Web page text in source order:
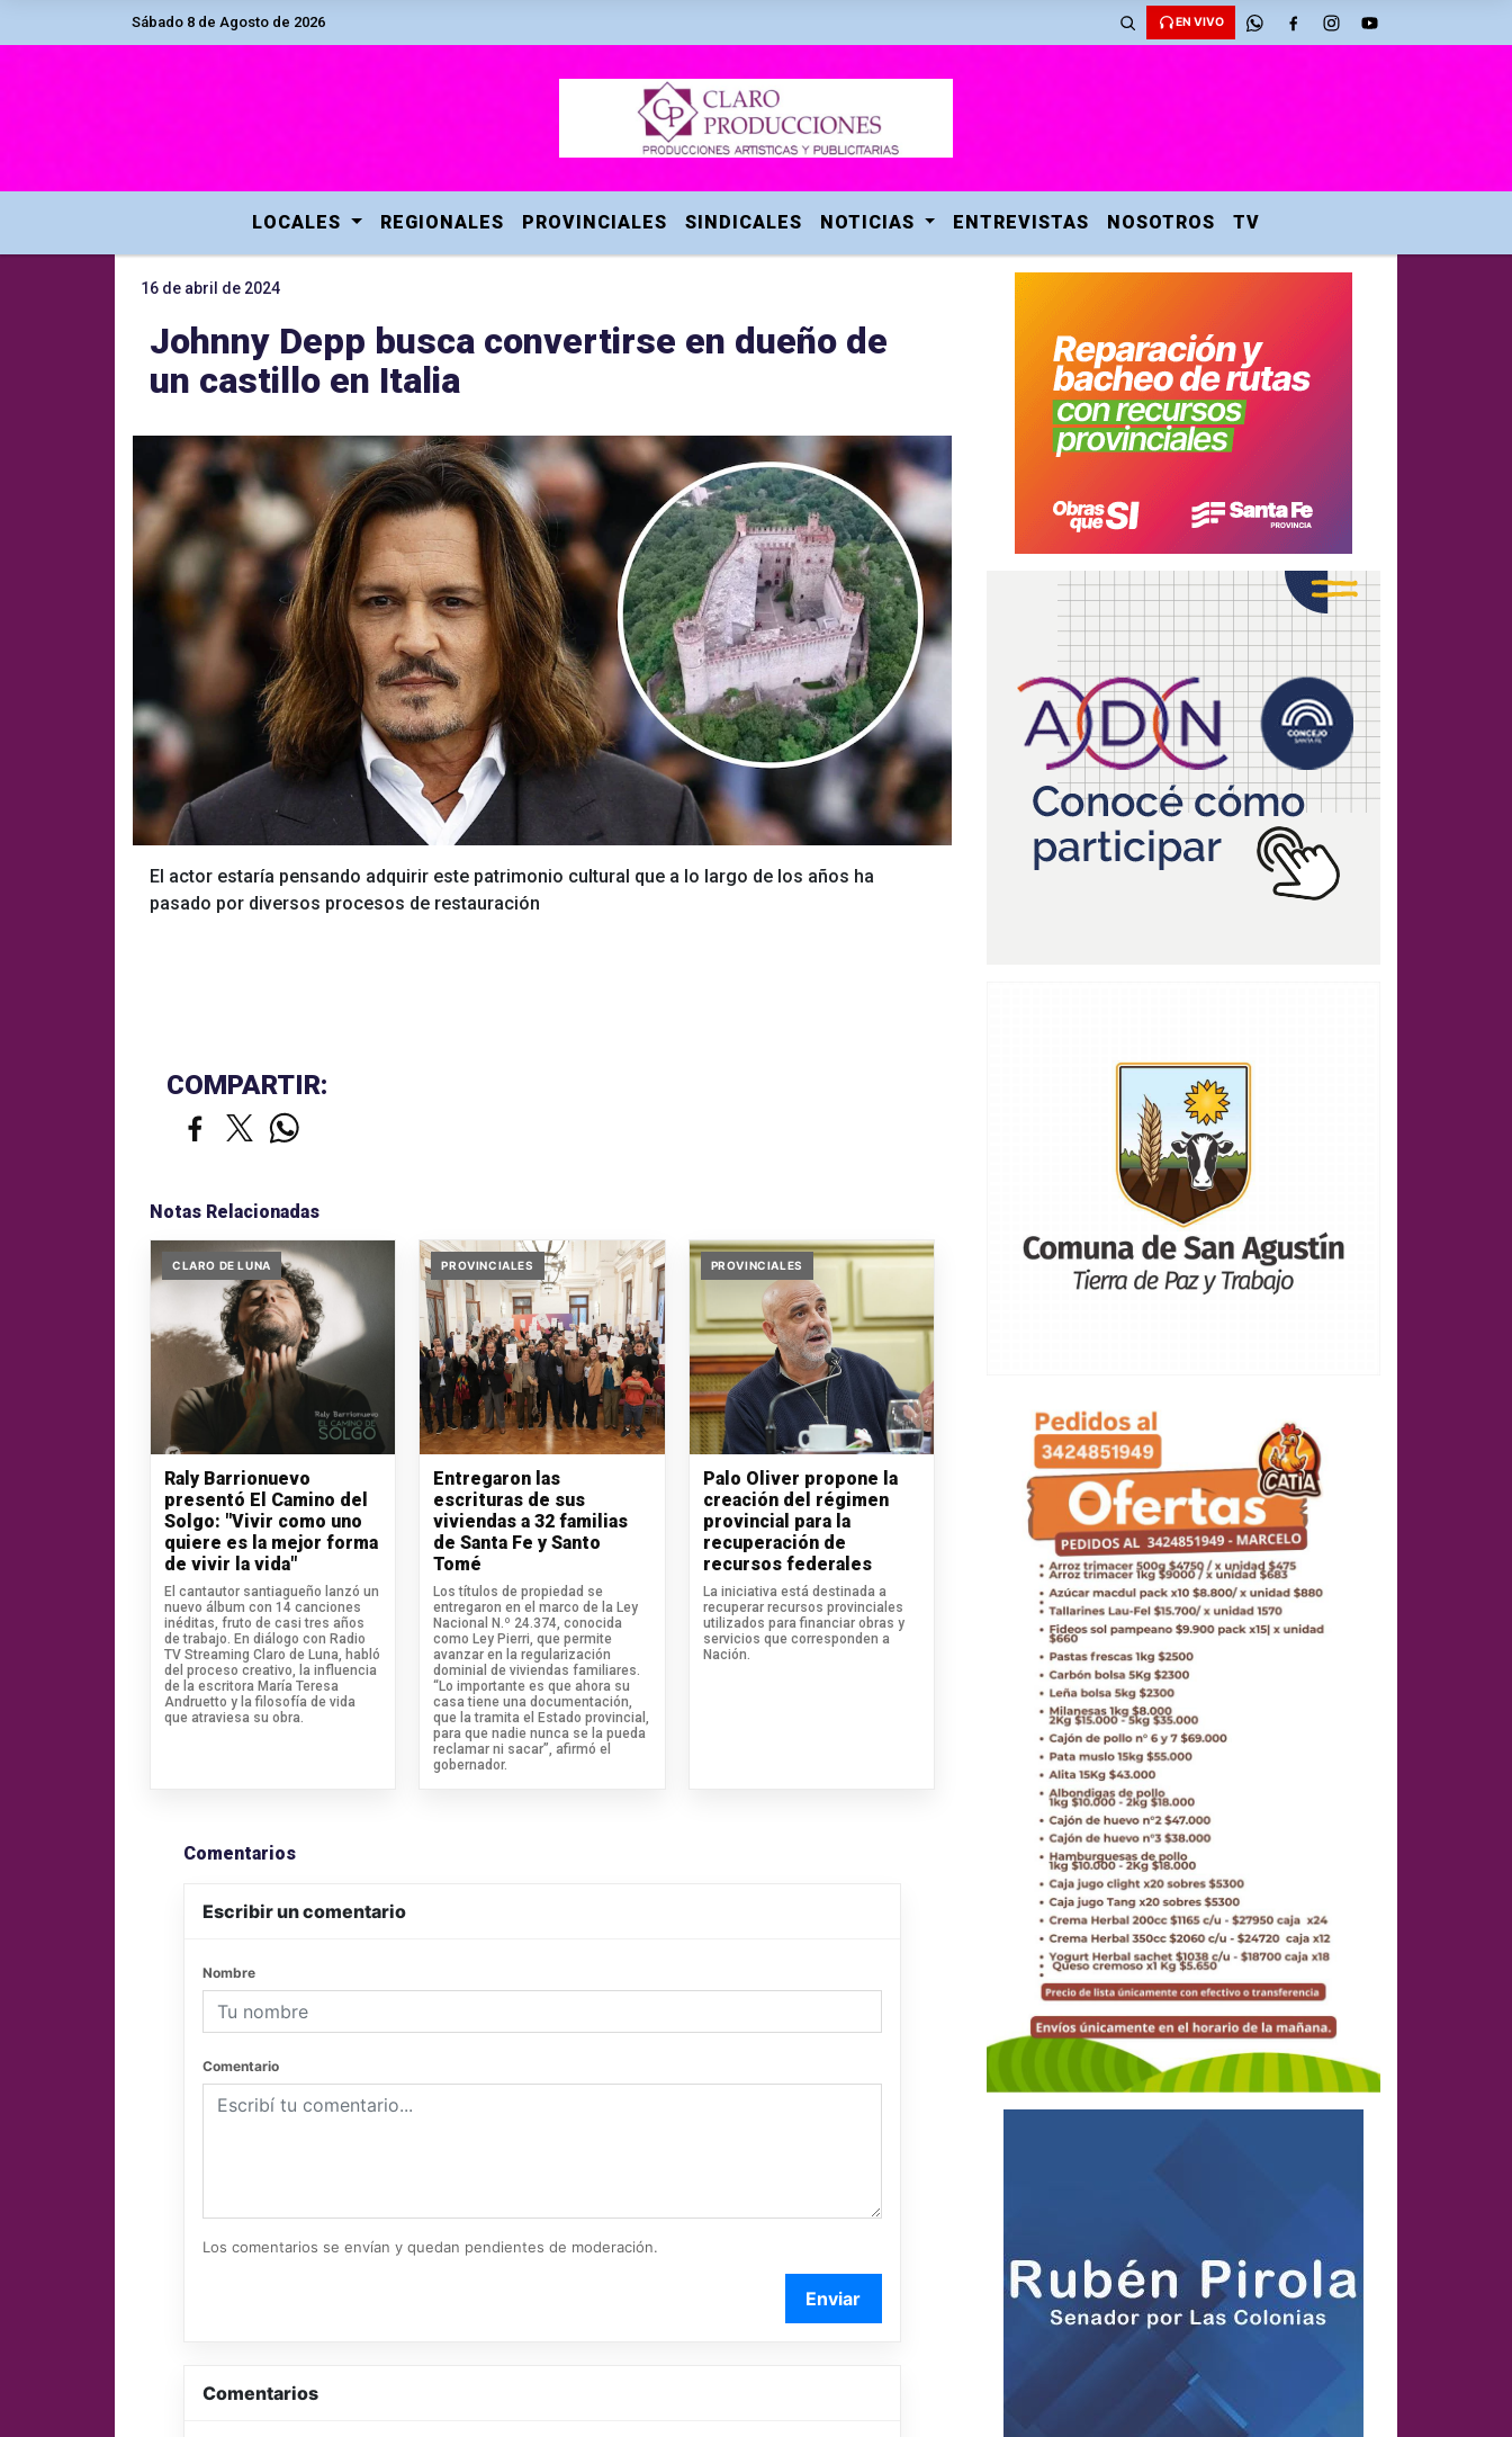
Sábado 8 de Agosto de 2026 EN VIVO
LOCALES REGIONALES PROVINCIALES SINDICALES NOTICIAS ENTREVISTAS NOSOTROS TV
16 de abril de 2024
Johnny Depp busca convertirse en dueño de
un castillo en Italia
El actor estaría pensando adquirir este patrimonio cultural que a lo largo de los años ha
pasado por diversos procesos de restauración
COMPARTIR:
Notas Relacionadas
CLARO DE LUNA
Raly Barrionuevo
presentó El Camino del
Solgo: "Vivir como uno
quiere es la mejor forma
de vivir la vida"
El cantautor santiagueño lanzó un
nuevo álbum con 14 canciones
inéditas, fruto de casi tres años
de trabajo. En diálogo con Radio
TV Streaming Claro de Luna, habló
del proceso creativo, la influencia
de la escritora María Teresa
Andruetto y la filosofía de vida
que atraviesa su obra.
PROVINCIALES
Entregaron las
escrituras de sus
viviendas a 32 familias
de Santa Fe y Santo
Tomé
Los títulos de propiedad se
entregaron en el marco de la Ley
Nacional N.º 24.374, conocida
como Ley Pierri, que permite
avanzar en la regularización
dominial de viviendas familiares.
“Lo importante es que ahora su
casa tiene una documentación,
que la tramita el Estado provincial,
para que nadie nunca se la pueda
reclamar ni sacar”, afirmó el
gobernador.
PROVINCIALES
Palo Oliver propone la
creación del régimen
provincial para la
recuperación de
recursos federales
La iniciativa está destinada a
recuperar recursos provinciales
utilizados para financiar obras y
servicios que corresponden a
Nación.
Comentarios
Escribir un comentario
Nombre
Comentario
Los comentarios se envían y quedan pendientes de moderación.
Enviar
Comentarios